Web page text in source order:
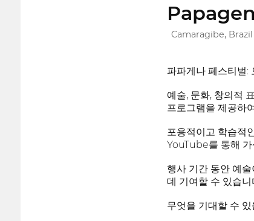
Camaragibe, Brazil
파파게나 페스티벌:
예술, 문화, 창의적
프로그램을 제공하
포용적이고 학습적
YouTube를 통해 가
행사 기간 동안 예
데 기여할 수 있습니
무엇을 기대할 수